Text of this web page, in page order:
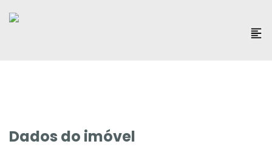
Dados do imóvel